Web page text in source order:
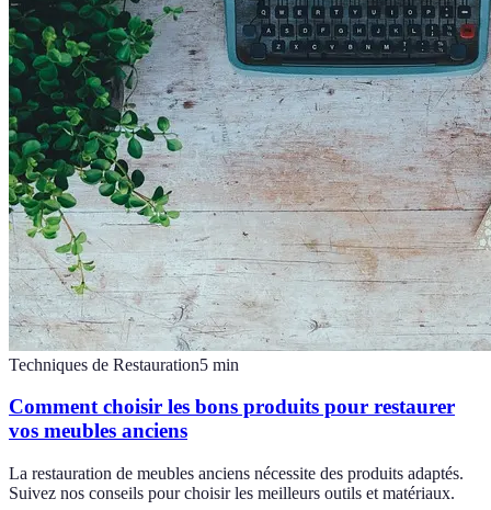
Techniques de Restauration5 min
Comment choisir les bons produits pour restaurer
vos meubles anciens
La restauration de meubles anciens nécessite des produits adaptés.
Suivez nos conseils pour choisir les meilleurs outils et matériaux.